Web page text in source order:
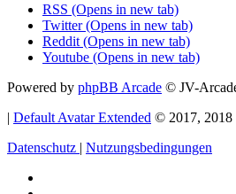
RSS (Opens in new tab)
Twitter (Opens in new tab)
Reddit (Opens in new tab)
Youtube (Opens in new tab)
Powered by phpBB Arcade © JV-
| Default Avatar Extended © 2017, 2018
Datenschutz | Nutzungsbedingungen